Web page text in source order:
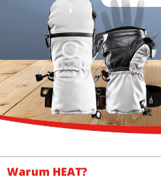
Warum HEAT?